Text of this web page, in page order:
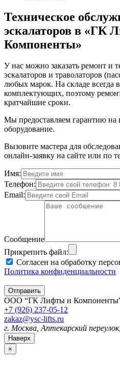
Техническое
эскалаторов в «ГК
Компоненты»
У нас можно заказать ремонт и
эскалаторов и траволаторов
любых марок. На складе всегда
комплектующих, поэтому
кратчайшие сроки.
Мы предоставляем гарантию на
оборудование.
Вызовите мастера для
онлайн-заявку на сайте или по
Имя:
Телефон:
Email:
Сообщение
Прикрепить файл:
Согласен на обработку
Политика конфиденциальности
ООО “ГК Лифты и Компоненты”
+7 (926) 237-05-12
zakaz@ysc-lifts.ru
г. Москва, Аптекарский
Наверх
×